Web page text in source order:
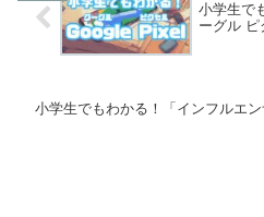
小学生で
ーグル ピ
小学生でもわかる！「インフルエン